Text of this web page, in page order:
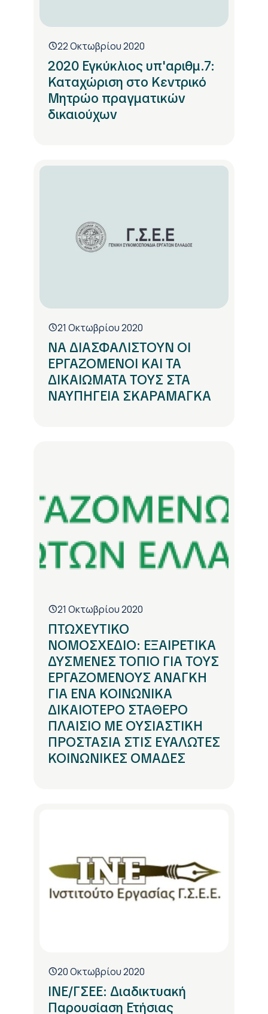
22 Οκτωβρίου 2020
2020 Εγκύκλιος υπ'αριθμ.7:
Καταχώριση στο Κεντρικό
Μητρώο πραγματικών
δικαιούχων
21 Οκτωβρίου 2020
ΝΑ ΔΙΑΣΦΑΛΙΣΤΟΥΝ ΟΙ
ΕΡΓΑΖΟΜΕΝΟΙ ΚΑΙ ΤΑ
ΔΙΚΑΙΩΜΑΤΑ ΤΟΥΣ ΣΤΑ
ΝΑΥΠΗΓΕΙΑ ΣΚΑΡΑΜΑΓΚΑ
21 Οκτωβρίου 2020
ΠΤΩΧΕΥΤΙΚΟ
ΝΟΜΟΣΧΕΔΙΟ: ΕΞΑΙΡΕΤΙΚΑ
ΔΥΣΜΕΝΕΣ ΤΟΠΙΟ ΓΙΑ ΤΟΥΣ
ΕΡΓΑΖΟΜΕΝΟΥΣ ΑΝΑΓΚΗ
ΓΙΑ ΕΝΑ ΚΟΙΝΩΝΙΚΑ
ΔΙΚΑΙΟΤΕΡΟ ΣΤΑΘΕΡΟ
ΠΛΑΙΣΙΟ ΜΕ ΟΥΣΙΑΣΤΙΚΗ
ΠΡΟΣΤΑΣΙΑ ΣΤΙΣ ΕΥΑΛΩΤΕΣ
ΚΟΙΝΩΝΙΚΕΣ ΟΜΑΔΕΣ
20 Οκτωβρίου 2020
ΙΝΕ/ΓΣΕΕ: Διαδικτυακή
Παρουσίαση Ετήσιας